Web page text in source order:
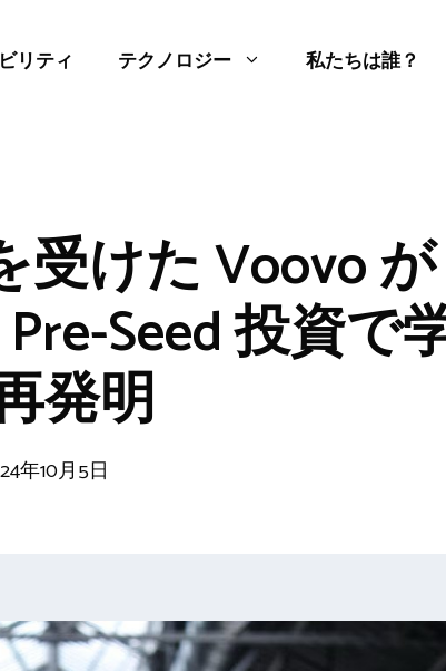
リティ テクノロジー 私たちは誰？
受けた Voovo
Seed 投資で
発明
年10月5日